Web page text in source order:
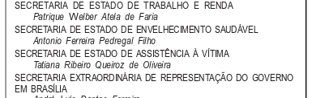
SECRETARIA  DE  ESTADO  DE  TRABALHO  E  RENDA
Patrique Welber  Atela  de  Faria
SECRETARIA  DE  ESTADO  DE  ENVELHECIMENTO  SAUDÁVEL
Antonio  Ferreira  Pedregal  Filho
SECRETARIA  DE  ESTADO  DE  ASSISTÊNCIA  À  VÍTIMA
Tatiana  Ribeiro  Queiroz  de  Oliveira
SECRETARIA  EXTRAORDINÁRIA  DE  REPRESENTAÇÃO  DO  GOVERNO
EM  BRASÍLIA